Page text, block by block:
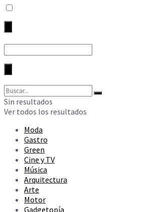
Sin resultados
Ver todos los resultados
Moda
Gastro
Green
Cine y TV
Música
Arquitectura
Arte
Motor
Gadgetopía